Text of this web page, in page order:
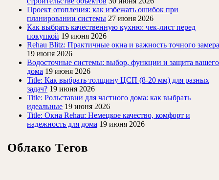
Проект отопления: как избежать ошибок при
планировании системы 27 июня 2026
Как выбрать качественную кухню: чек-лист перед
покупкой 19 июня 2026
Rehau Blitz: Практичные окна и важность точного замера
19 июня 2026
Водосточные системы: выбор, функции и защита вашего
дома 19 июня 2026
Title: Как выбрать толщину ЦСП (8-20 мм) для разных
задач? 19 июня 2026
Title: Рольставни для частного дома: как выбрать
идеальные 19 июня 2026
Title: Окна Rehau: Немецкое качество, комфорт и
надежность для дома 19 июня 2026
Облако Тегов